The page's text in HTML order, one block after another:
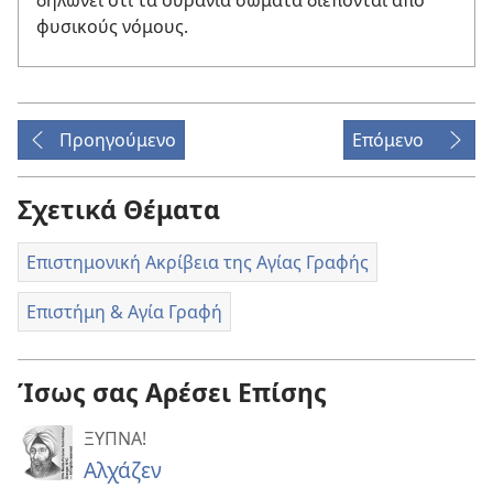
φυσικούς νόμους.
Προηγούμενο Επόμενο
Σχετικά Θέματα
Επιστημονική Ακρίβεια της Αγίας Γραφής
Επιστήμη & Αγία Γραφή
Ίσως σας Αρέσει Επίσης
ΞΥΠΝΑ!
Αλχάζεν